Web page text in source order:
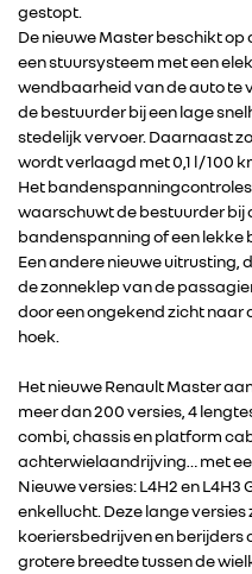
RENAULT GROUP
DACIA
ALPINE
ALLIANCE
gestopt.
De nieuwe Master beschikt
een stuursysteem met een
wendbaarheid van de auto te
de bestuurder bij een lage
stedelijk vervoer. Daarnaast
wordt verlaagd met 0,1 l / 100
Het
waarschuwt de bestuurder bij
bandenspanning of een lekke
Een andere nieuwe uitrusting,
de zonneklep van de
door een ongekend zicht naar
hoek.
Het nieuwe Renault Master
meer dan 200 versies, 4
combi, chassis en platform
achterwielaandrijving… met
Nieuwe versies: L4H2 en L4H3
enkellucht. Deze lange
koeriersbedrijven en berijders
grotere breedte tussen de